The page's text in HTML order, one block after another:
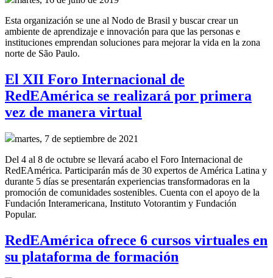
Esta organización se une al Nodo de Brasil y buscar crear un
ambiente de aprendizaje e innovación para que las personas e
instituciones emprendan soluciones para mejorar la vida en la zona
norte de São Paulo.
El XII Foro Internacional de
RedEAmérica se realizará por primera
vez de manera virtual
martes, 7 de septiembre de 2021
Del 4 al 8 de octubre se llevará acabo el Foro Internacional de
RedEAmérica. Participarán más de 30 expertos de América Latina y
durante 5 días se presentarán experiencias transformadoras en la
promoción de comunidades sostenibles. Cuenta con el apoyo de la
Fundación Interamericana, Instituto Votorantim y Fundación
Popular.
RedEAmérica ofrece 6 cursos virtuales en
su plataforma de formación